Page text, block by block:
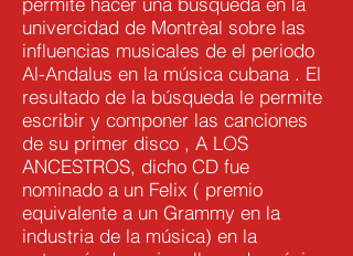
univercidad de Montrèal sobre las
influencias musicales de el periodo
Al-Andalus en la música cubana . El
resultado de la búsqueda le permite
escribir y componer las canciones
de su primer disco , A LOS
ANCESTROS, dicho CD fue
nominado a un Felix ( premio
equivalente a un Grammy en la
industria de la música) en la